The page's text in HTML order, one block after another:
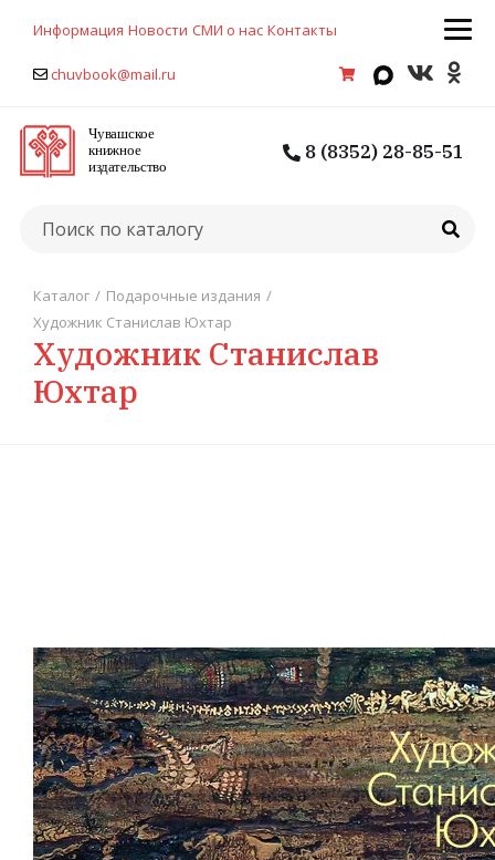
Информация Новости СМИ о нас Контакты
chuvbook@mail.ru
8 (8352) 28-85-51
Каталог / Подарочные издания /
Художник Станислав Юхтар
Художник Станислав
Юхтар